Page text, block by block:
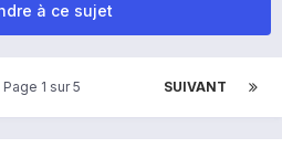
à ce sujet
SUIVANT
Page 1 sur 5